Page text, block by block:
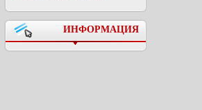
ИНФОРМАЦИЯ